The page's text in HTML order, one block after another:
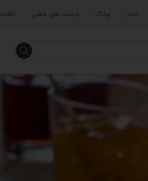
اخبار وبلاگ فرصت های شغلی
جستجو